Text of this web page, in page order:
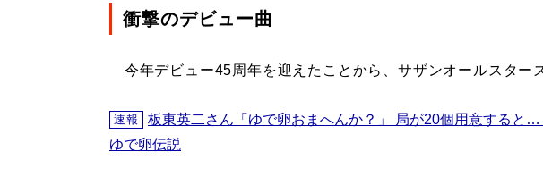
衝撃のデビュー曲
今年デビュー45周年を迎えたことから、サザンオールスター
速報
板東英二さん「ゆで卵おまへんか？」 局が20個用意すると
ゆで卵伝説